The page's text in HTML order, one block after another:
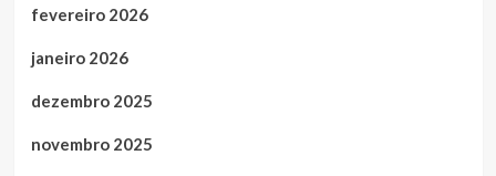
fevereiro 2026
janeiro 2026
dezembro 2025
novembro 2025